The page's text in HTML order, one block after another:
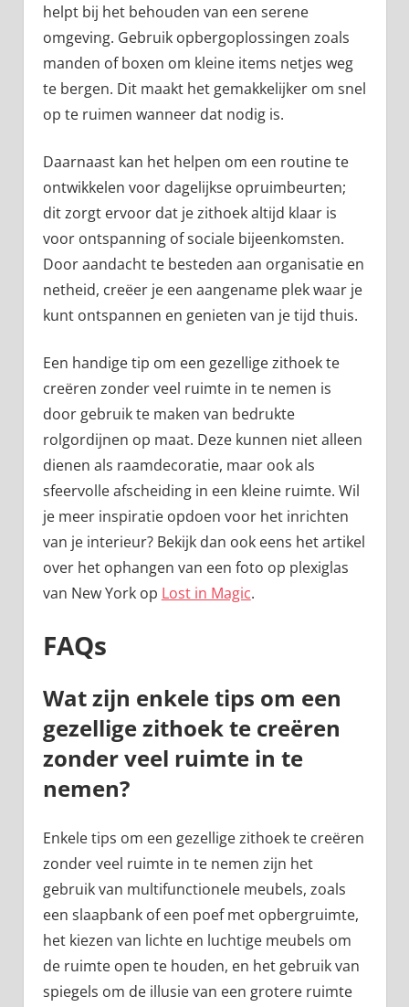
helpt bij het behouden van een serene
omgeving. Gebruik opbergoplossingen zoals
manden of boxen om kleine items netjes weg
te bergen. Dit maakt het gemakkelijker om snel
op te ruimen wanneer dat nodig is.
Daarnaast kan het helpen om een routine te
ontwikkelen voor dagelijkse opruimbeurten;
dit zorgt ervoor dat je zithoek altijd klaar is
voor ontspanning of sociale bijeenkomsten.
Door aandacht te besteden aan organisatie en
netheid, creëer je een aangename plek waar je
kunt ontspannen en genieten van je tijd thuis.
Een handige tip om een gezellige zithoek te
creëren zonder veel ruimte in te nemen is
door gebruik te maken van bedrukte
rolgordijnen op maat. Deze kunnen niet alleen
dienen als raamdecoratie, maar ook als
sfeervolle afscheiding in een kleine ruimte. Wil
je meer inspiratie opdoen voor het inrichten
van je interieur? Bekijk dan ook eens het artikel
over het ophangen van een foto op plexiglas
van New York op Lost in Magic.
FAQs
Wat zijn enkele tips om een
gezellige zithoek te creëren
zonder veel ruimte in te
nemen?
Enkele tips om een gezellige zithoek te creëren
zonder veel ruimte in te nemen zijn het
gebruik van multifunctionele meubels, zoals
een slaapbank of een poef met opbergruimte,
het kiezen van lichte en luchtige meubels om
de ruimte open te houden, en het gebruik van
spiegels om de illusie van een grotere ruimte